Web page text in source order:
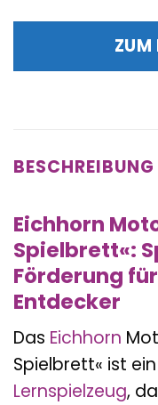
ZUM
BESCHREIBUNG
Eichhorn
Spielbrett«:
Förderung
Entdecker
Das Eichhorn
Spielbrett« ist
Lernspielzeug,